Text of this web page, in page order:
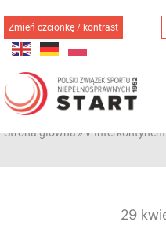
do
treści
Zmień czcionkę / kontrast
Strona główna»V
29